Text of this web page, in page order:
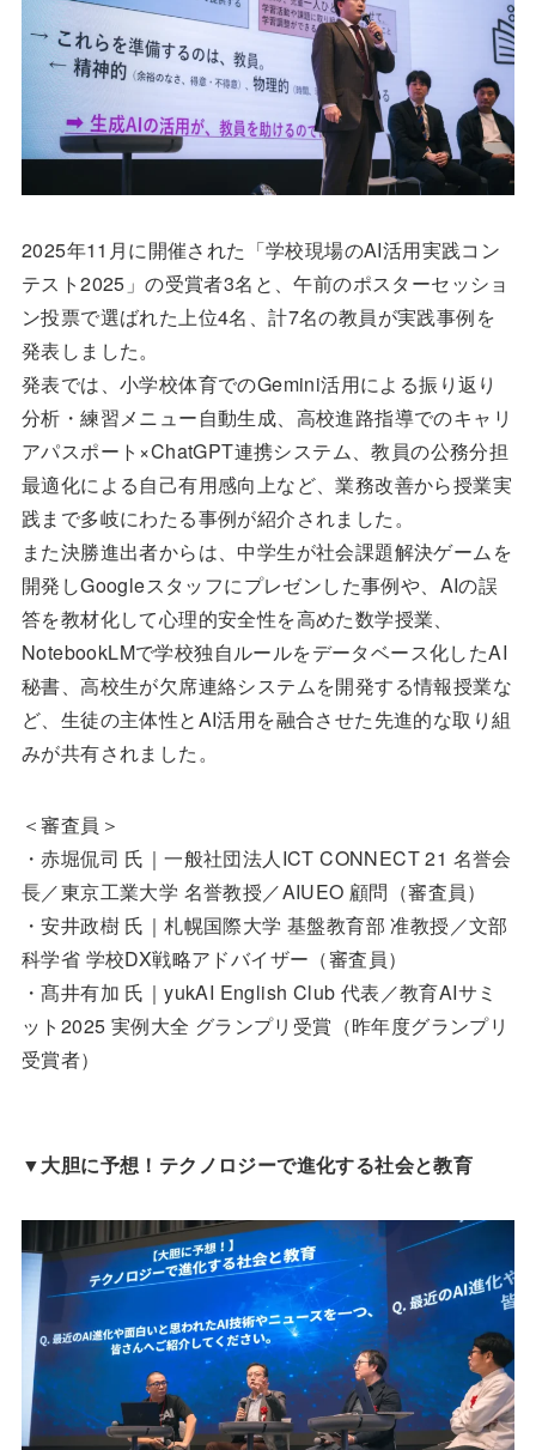
2025年11月に開催された「学校現場のAI活用実践コン
テスト2025」の受賞者3名と、午前のポスターセッショ
ン投票で選ばれた上位4名、計7名の教員が実践事例を
発表しました。
発表では、小学校体育でのGemini活用による振り返り
分析・練習メニュー自動生成、高校進路指導でのキャリ
アパスポート×ChatGPT連携システム、教員の公務分担
最適化による自己有用感向上など、業務改善から授業実
践まで多岐にわたる事例が紹介されました。
また決勝進出者からは、中学生が社会課題解決ゲームを
開発しGoogleスタッフにプレゼンした事例や、AIの誤
答を教材化して心理的安全性を高めた数学授業、
NotebookLMで学校独自ルールをデータベース化したAI
秘書、高校生が欠席連絡システムを開発する情報授業な
ど、生徒の主体性とAI活用を融合させた先進的な取り組
みが共有されました。
＜審査員＞
・赤堀侃司 氏｜一般社団法人ICT CONNECT 21 名誉会
長／東京工業大学 名誉教授／AIUEO 顧問（審査員）
・安井政樹 氏｜札幌国際大学 基盤教育部 准教授／文部
科学省 学校DX戦略アドバイザー（審査員）
・髙井有加 氏｜yukAI English Club 代表／教育AIサミ
ット2025 実例大全 グランプリ受賞（昨年度グランプリ
受賞者）
▼大胆に予想！テクノロジーで進化する社会と教育